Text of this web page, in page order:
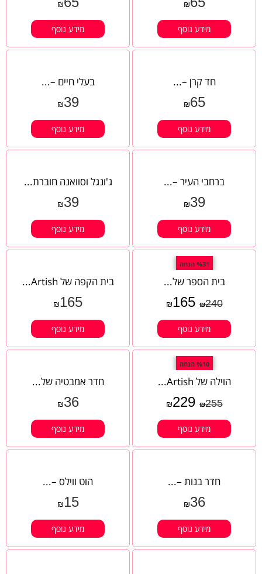
₪
מידע נוסף
₪
מידע נוסף
חד קרן –...
₪65
מידע נוסף
בעלי חיים –...
₪39
מידע נוסף
ברחבי העיר –...
₪39
מידע נוסף
ג'ונגל וסוואנה חוברת...
₪39
מידע נוסף
%31 הנחה
בית הספר של...
₪240
₪165
מידע נוסף
בית הקפה של Artish...
₪165
מידע נוסף
%10 הנחה
הוילה של Artish...
₪255
₪229
מידע נוסף
חדר אמבטיה של...
₪36
מידע נוסף
חדר בנות –...
₪36
מידע נוסף
הוט ווילס –...
₪15
מידע נוסף